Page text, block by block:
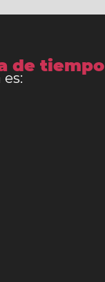
de tiempo